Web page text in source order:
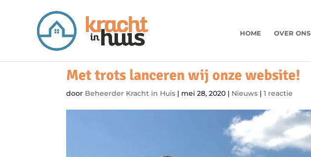
HOME OVER ONS
Met trots lanceren wij onze website!
door Beheerder Kracht in Huis | mei 28, 2020 | Nieuws |1 reactie